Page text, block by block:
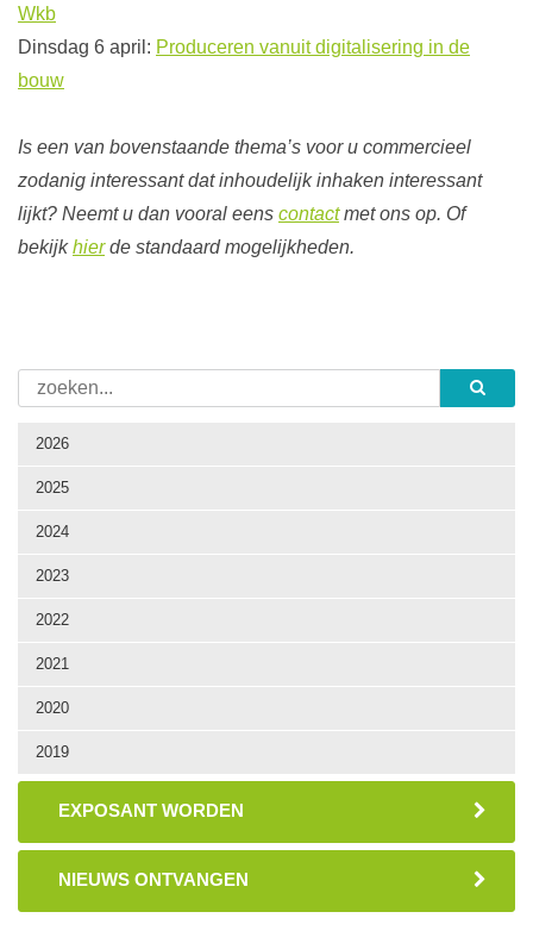
2026
2025
2024
2023
2022
2021
2020
2019
EXPOSANT WORDEN
NIEUWS ONTVANGEN
Wkb
Dinsdag 6 april: Produceren vanuit digitalisering in de
bouw
Is een van bovenstaande thema’s voor u commercieel
zodanig interessant dat inhoudelijk inhaken interessant
lijkt? Neemt u dan vooral eens contactmet ons op. Of
bekijkhierde standaard mogelijkheden.